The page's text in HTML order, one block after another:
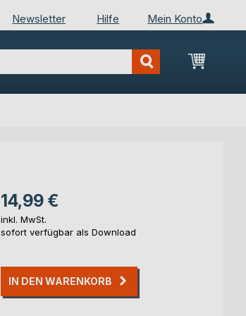
Mein Konto
Newsletter Hilfe
Mein
14,99 €
inkl. MwSt.
sofort verfügbar als Download
IN DEN WARENKORB